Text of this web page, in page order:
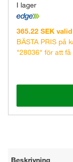
I lager
365.22 SEK
BÄSTA PRIS på
"28036" för att få
Beskrivning